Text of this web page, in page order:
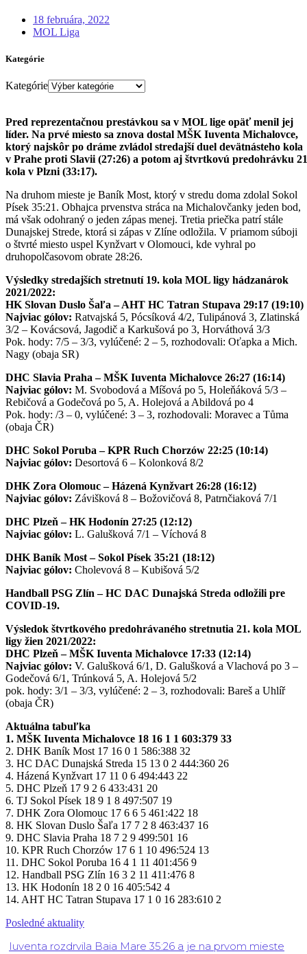
18 februára, 2022
MOL Liga
Kategórie
Kategórie
Pred reprezentačnou prestávkou sa v MOL lige opäť menil jej
líder. Na prvé miesto sa znova dostal MŠK Iuventa Michalovce,
ktorý najskôr po dráme zvládol stredajší duel devätnásteho kola
v Prahe proti Slavii (27:26) a potom aj štvrtkovú predohrávku
kola v Plzni (33:17).
Na druhom mieste je Baník Most, ktorý v stredu doma zdolal Sokol
Písek 35:21. Obhajca prvenstva stráca na Michalovčanky jeden bod,
má však odohraný o jeden zápas menej. Tretia priečka patrí stále
Dunajskej Strede, ktorá si zápas v Zlíne odložila. V priamom súboji
o štvrté miesto uspel Kynžvart v Olomouci, kde vyhral po
druhopolčasovom obrate 28:26.
Výsledky stredajších stretnutí 19. kola MOL ligy hádzanárok
2021/2022:
HK Slovan Duslo Šaľa – AHT HC Tatran Stupava 29:17 (19:10)
Najviac gólov: Ratvajská 5, Pócsíková 4/2, Tulipánová 3, Zlatinská
3/2 – Kovácsová, Jagodič a Karkušová po 3, Horváthová 3/3
Pok. hody: 7/5 – 3/3, vylúčené: 2 – 5, rozhodovali: Oťapka a Mich.
Nagy (obaja SR)
DHC Slavia Praha – MŠK Iuventa Michalovce 26:27 (16:14)
Najviac gólov: M. Svobodová a Míšová po 5, Holeňáková 5/3 –
Rebičová a Godečová po 5, A. Holejová a Abildová po 4
Pok. hody: /3 – 0, vylúčené: 3 – 3, rozhodovali: Moravec a Tůma
(obaja ČR)
DHC Sokol Poruba – KPR Ruch Chorzów 22:25 (10:14)
Najviac gólov: Desortová 6 – Kolonková 8/2
DHK Zora Olomouc – Házená Kynžvart 26:28 (16:12)
Najviac gólov: Závišková 8 – Božovičová 8, Patrnčiaková 7/1
DHC Plzeň – HK Hodonín 27:25 (12:12)
Najviac gólov: L. Galušková 7/1 – Víchová 8
DHK Baník Most – Sokol Písek 35:21 (18:12)
Najviac gólov: Cholevová 8 – Kubišová 5/2
Handball PSG Zlín – HC DAC Dunajská Streda odložili pre
COVID-19.
Výsledok štvrtkového predohrávaného stretnutia 21. kola MOL
ligy žien 2021/2022:
DHC Plzeň – MŠK Iuventa Michalovce 17:33 (12:14)
Najviac gólov: V. Galušková 6/1, D. Galušková a Vlachová po 3 –
Godečová 6/1, Trúnková 5, A. Holejová 5/2
pok. hody: 3/1 – 3/3, vylúčené: 2 – 3, rozhodovali: Bareš a Uhlíř
(obaja ČR)
Aktuálna tabuľka
1. MŠK Iuventa Michalovce 18 16 1 1 603:379 33
2. DHK Baník Most 17 16 0 1 586:388 32
3. HC DAC Dunajská Streda 15 13 0 2 444:360 26
4. Házená Kynžvart 17 11 0 6 494:443 22
5. DHC Plzeň 17 9 2 6 433:431 20
6. TJ Sokol Písek 18 9 1 8 497:507 19
7. DHK Zora Olomouc 17 6 6 5 461:422 18
8. HK Slovan Duslo Šaľa 17 7 2 8 463:437 16
9. DHC Slavia Praha 18 7 2 9 499:501 16
10. KPR Ruch Chorzów 17 6 1 10 496:524 13
11. DHC Sokol Poruba 16 4 1 11 401:456 9
12. Handball PSG Zlín 16 3 2 11 411:476 8
13. HK Hodonín 18 2 0 16 405:542 4
14. AHT HC Tatran Stupava 17 1 0 16 283:610 2
Posledné aktuality
Iuventa rozdrvila Baia Mare 35:26 a je na prvom mieste